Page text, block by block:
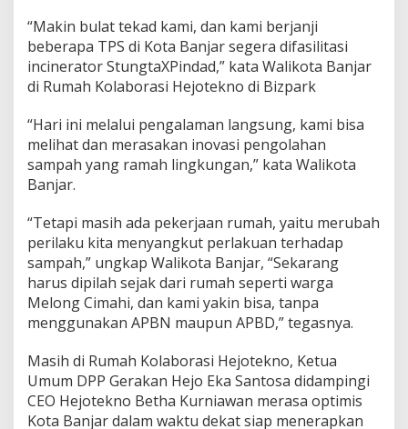
“Makin bulat tekad kami, dan kami berjanji
beberapa TPS di Kota Banjar segera difasilitasi
incinerator StungtaXPindad,” kata Walikota Banjar
di Rumah Kolaborasi Hejotekno di Bizpark
“Hari ini melalui pengalaman langsung, kami bisa
melihat dan merasakan inovasi pengolahan
sampah yang ramah lingkungan,” kata Walikota
Banjar.
“Tetapi masih ada pekerjaan rumah, yaitu merubah
perilaku kita menyangkut perlakuan terhadap
sampah,” ungkap Walikota Banjar, “Sekarang
harus dipilah sejak dari rumah seperti warga
Melong Cimahi, dan kami yakin bisa, tanpa
menggunakan APBN maupun APBD,” tegasnya.
Masih di Rumah Kolaborasi Hejotekno, Ketua
Umum DPP Gerakan Hejo Eka Santosa didampingi
CEO Hejotekno Betha Kurniawan merasa optimis
Kota Banjar dalam waktu dekat siap menerapkan